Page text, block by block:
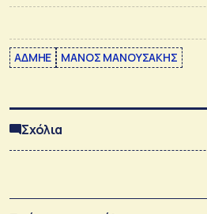
ΑΔΜΗΕ ΜΑΝΟΣ ΜΑΝΟΥΣΑΚΗΣ
Σχόλια